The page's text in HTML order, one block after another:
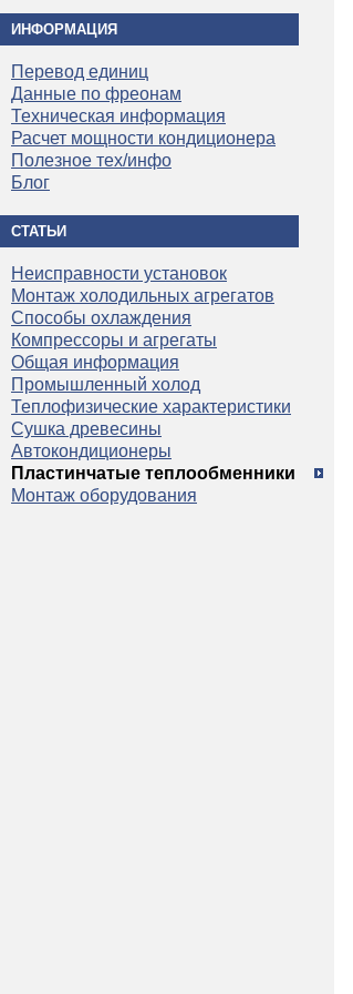
ИНФОРМАЦИЯ
Перевод единиц
Данные по фреонам
Техническая информация
Расчет мощности кондиционера
Полезное тех/инфо
Блог
СТАТЬИ
Неисправности установок
Монтаж холодильных агрегатов
Способы охлаждения
Компрессоры и агрегаты
Общая информация
Промышленный холод
Теплофизические характеристики
Сушка древесины
Автокондиционеры
Пластинчатые теплообменники
Монтаж оборудования